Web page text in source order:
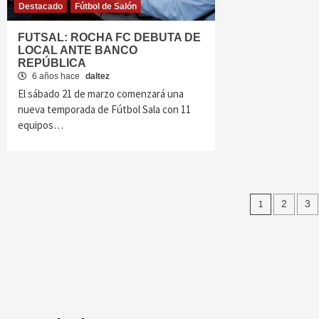
Destacado Fútbol de Salón
FUTSAL: ROCHA FC DEBUTA DE
LOCAL ANTE BANCO
REPÚBLICA
6 años hace daltez
El sábado 21 de marzo comenzará una
nueva temporada de Fútbol Sala con 11
equipos…
1 2 3